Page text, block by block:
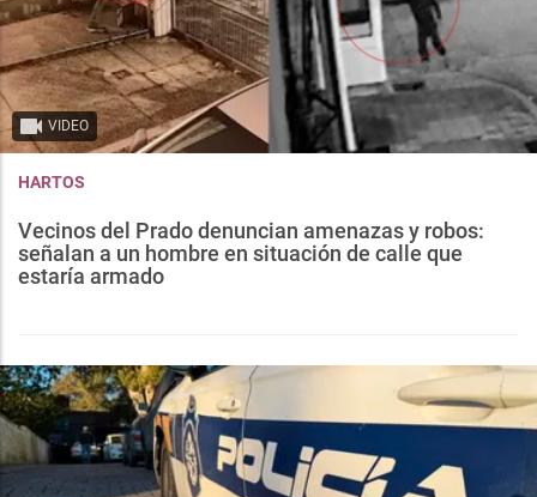
VIDEO
HARTOS
Vecinos del Prado denuncian amenazas y robos:
señalan a un hombre en situación de calle que
estaría armado